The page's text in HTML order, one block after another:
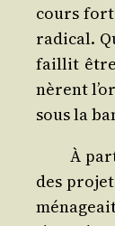
cours
radi­cal.
faillit être
nèrent
sous la
À
des